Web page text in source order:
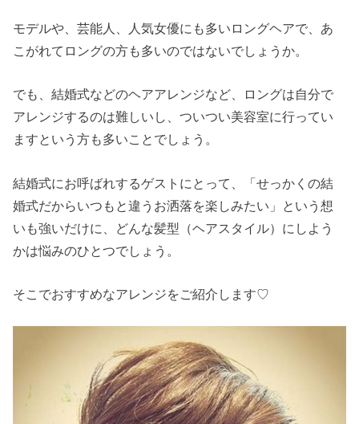
モデルや、芸能人、人気女優にも多いロングヘアで、あ
こがれてロングの方も多いのではないでしょうか。
でも、結婚式などのヘアアレンジなど、ロングは自分で
アレンジするのは難しいし、ついつい美容室に行ってい
ますという方も多いことでしょう。
結婚式にお呼ばれするゲストにとって、「せっかくの結
婚式だからいつもと違うお洒落を楽しみたい」という想
いも強いだけに、どんな髪型（ヘアスタイル）にしよう
かは悩みのひとつでしょう。
そこでおすすめなアレンジをご紹介します♡